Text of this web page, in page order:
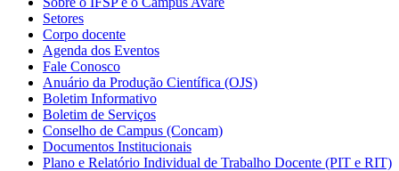
Setores
Corpo docente
Agenda dos Eventos
Fale Conosco
Anuário da Produção Científica (OJS)
Boletim Informativo
Boletim de Serviços
Conselho de Campus (Concam)
Documentos Institucionais
Plano e Relatório Individual de Trabalho Docente (PIT e RIT)